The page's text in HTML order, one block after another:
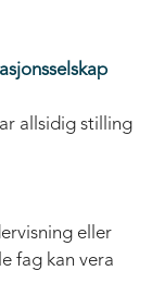
allsidig stilling
eller
fag kan vera